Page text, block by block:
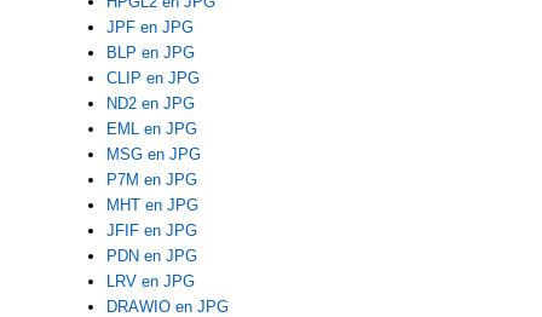
JPF en JPG
BLP en JPG
CLIP en JPG
ND2 en JPG
EML en JPG
MSG en JPG
P7M en JPG
MHT en JPG
JFIF en JPG
PDN en JPG
LRV en JPG
DRAWIO en JPG